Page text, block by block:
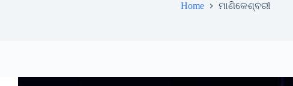
Home ମାଣିକେଶ୍ବରୀ